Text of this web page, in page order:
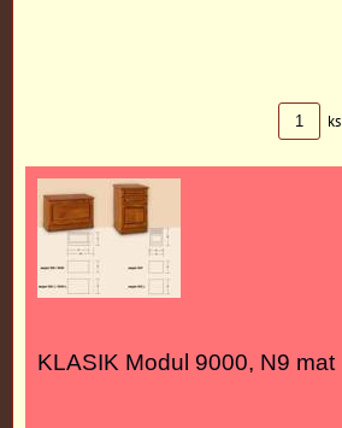
ks
KLASIK Modul 9000, N9 mat